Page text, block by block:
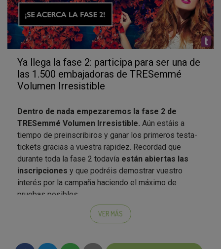
Ya llega la fase 2: participa para ser una de
las 1.500 embajadoras de TRESemmé
Volumen Irresistible
Dentro de nada empezaremos la fase 2 de
TRESemmé Volumen Irresistible. Aún estáis a
tiempo de preinscribiros y ganar los primeros testa-
tickets gracias a vuestra rapidez. Recordad que
durante toda la fase 2 todavía están abiertas las
inscripciones y que podréis demostrar vuestro
interés por la campaña haciendo el máximo de
pruebas posibles.
quiz y a las pistas
sólo tendréis una oportunidad. Como los quiz duran
VER MÁS